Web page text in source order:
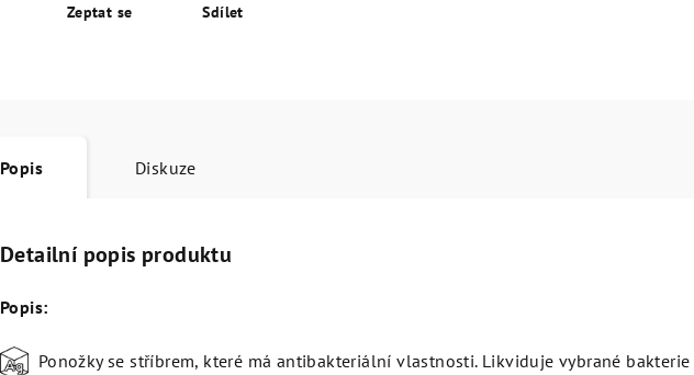
Zeptat se Sdílet
Popis Diskuze
Detailní popis produktu
Popis:
Ponožky se stříbrem, které má antibakteriální vlastnosti. Likviduje vybrané bakterie